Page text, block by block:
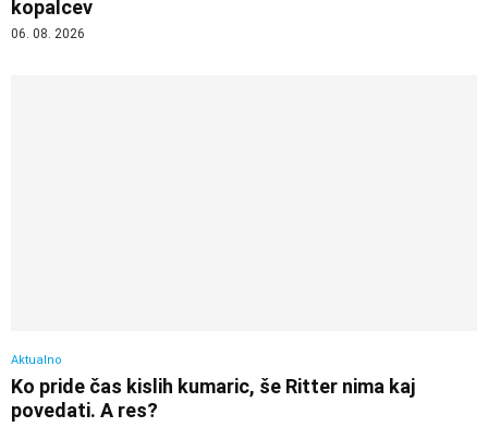
kopalcev
06. 08. 2026
Aktualno
Ko pride čas kislih kumaric, še Ritter nima kaj
povedati. A res?